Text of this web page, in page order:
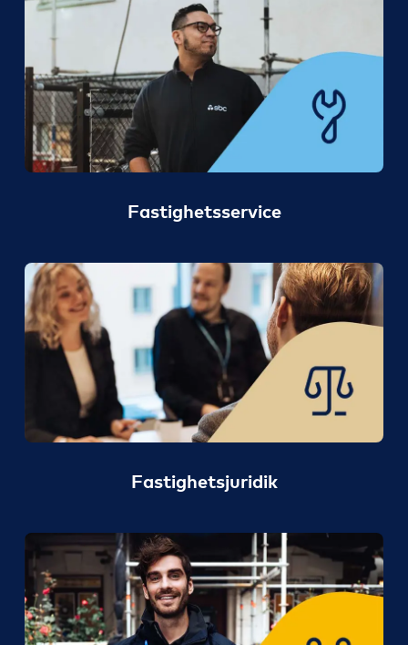
Fastighetsservice
Fastighetsjuridik